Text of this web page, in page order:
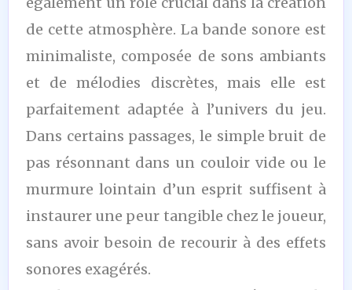
de cette atmosphère. La bande sonore est
minimaliste, composée de sons ambiants
et de mélodies discrètes, mais elle est
parfaitement adaptée à l’univers du jeu.
Dans certains passages, le simple bruit de
pas résonnant dans un couloir vide ou le
murmure lointain d’un esprit suffisent à
instaurer une peur tangible chez le joueur,
sans avoir besoin de recourir à des effets
sonores exagérés.